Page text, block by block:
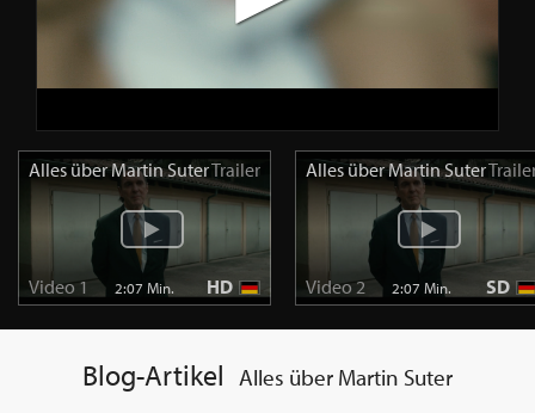
Alles über Martin SuterTrailer
Video 1 2:07 Min. HD
Alles über Martin Suter
Video 2 2:07 Min. SD
Blog-Artikel
Alles über Martin Suter